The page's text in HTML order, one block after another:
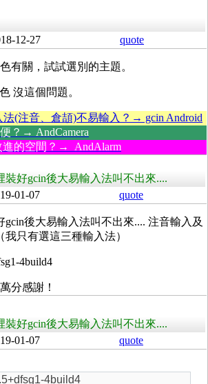
12-27 quote
有關，試試選別的主題。
沒這個問題。
法(注音、倉頡)不易輸入？→ gcin Android
？→ AndCamera
進的空間？→ AndAlarm
裝好gcin後大易輸入法叫不出來....
01-07 quote
gcin後大易輸入法叫不出來.... 注音輸入及
只有選這三種輸入法）
4build4
分感謝！
裝好gcin後大易輸入法叫不出來....
01-07 quote
4build4